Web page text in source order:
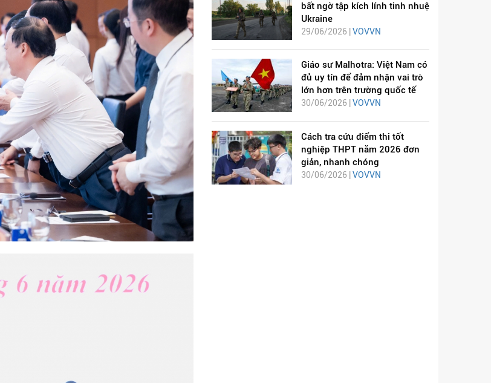
bất ngờ tập kích lính tinh nhuệ
Ukraine
29/06/2026 | VOVVN
Giáo sư Malhotra: Việt Nam có
đủ uy tín để đảm nhận vai trò
lớn hơn trên trường quốc tế
30/06/2026 | VOVVN
Cách tra cứu điểm thi tốt
nghiệp THPT năm 2026 đơn
giản, nhanh chóng
30/06/2026 | VOVVN